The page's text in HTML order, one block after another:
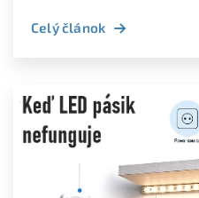
Celý článok